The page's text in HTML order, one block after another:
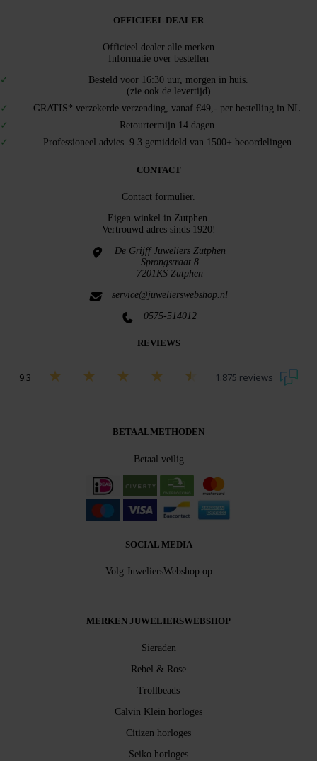
OFFICIEEL DEALER
Officieel dealer alle merken
Informatie over bestellen
Besteld voor 16:30 uur, morgen in huis.
(zie ook de levertijd)
GRATIS* verzekerde verzending, vanaf €49,- per bestelling in NL.
Retourtermijn 14 dagen.
Professioneel advies. 9.3 gemiddeld van 1500+ beoordelingen.
CONTACT
Contact formulier.
Eigen winkel in Zutphen
Vertrouwd adres sinds 1920!
De Grijff Juweliers Zutphen
Sprongstraat 8
7201KS Zutphen
service@juwelierswebshop.nl
0575-514012
REVIEWS
9.3 1.875 reviews
BETAALMETHODEN
Betaal veilig
SOCIAL MEDIA
Volg JuweliersWebshop op
MERKEN JUWELIERSWEBSHOP
Sieraden
Rebel & Rose
Trollbeads
Calvin Klein horloges
Citizen horloges
Seiko horloges